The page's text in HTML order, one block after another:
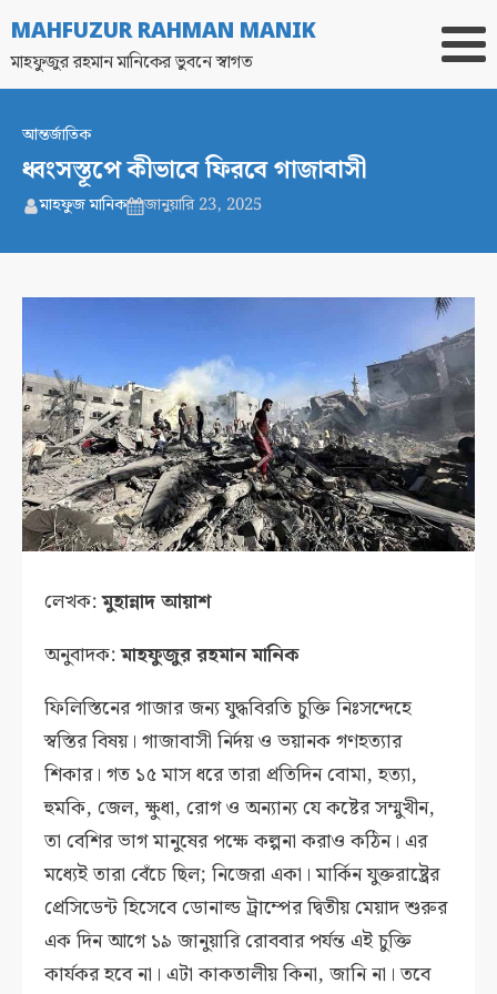
MAHFUZUR RAHMAN MANIK
মাহফুজুর রহমান মানিকের ভুবনে স্বাগত
আন্তর্জাতিক
ধ্বংসস্তূপে কীভাবে ফিরবে গাজাবাসী
মাহফুজ মানিক জানুয়ারি 23, 2025
লেখক:মুহান্নাদ আয়াশ
অনুবাদক:মাহফুজুর রহমান মানিক
ফিলিস্তিনের গাজার জন্য যুদ্ধবিরতি চুক্তি নিঃসন্দেহে
স্বস্তির বিষয়। গাজাবাসী নির্দয় ও ভয়ানক গণহত্যার
শিকার। গত ১৫ মাস ধরে তারা প্রতিদিন বোমা, হত্যা,
হুমকি, জেল, ক্ষুধা, রোগ ও অন্যান্য যে কষ্টের সম্মুখীন,
তা বেশির ভাগ মানুষের পক্ষে কল্পনা করাও কঠিন। এর
মধ্যেই তারা বেঁচে ছিল; নিজেরা একা। মার্কিন যুক্তরাষ্ট্রের
প্রেসিডেন্ট হিসেবে ডোনাল্ড ট্রাম্পের দ্বিতীয় মেয়াদ শুরুর
এক দিন আগে ১৯ জানুয়ারি রোববার পর্যন্ত এই চুক্তি
কার্যকর হবে না। এটা কাকতালীয় কিনা, জানি না। তবে